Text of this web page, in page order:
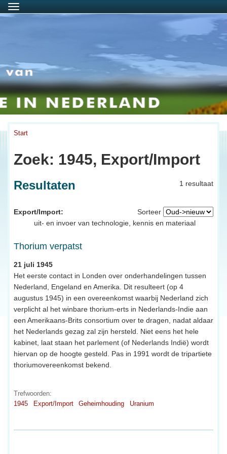
Menu
Start
Zoek: 1945, Export/Import
1 resultaat
Resultaten
Sorteer
Export/Import:
uit- en invoer van technologie, kennis en materiaal
Thorium verpatst
21 juli 1945
Het eerste contact in Londen over onderhandelingen tussen
Nederland, Engeland en Amerika. Dit resulteert (op 4
augustus 1945) in een overeenkomst waarbij Nederland zich
verplicht al het winbare thorium-erts in Nederlands-Indie aan
een Amerikaans-Brits consortium over te dragen, nadat aldaar
het Nederlands gezag zal zijn hersteld. Niet eens het hele
kabinet, laat staan het parlement (of Nederlands Indië) wordt
hiervan op de hoogte gesteld. Pas in 1991 wordt de tripartiete
thoriumovereenkomst bekend.
Trefwoorden:
1945
Export/Import Geheimhouding Uranium